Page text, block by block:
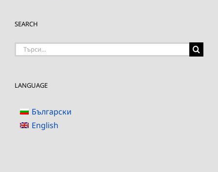
SEARCH
Търсене
LANGUAGE
Български
English